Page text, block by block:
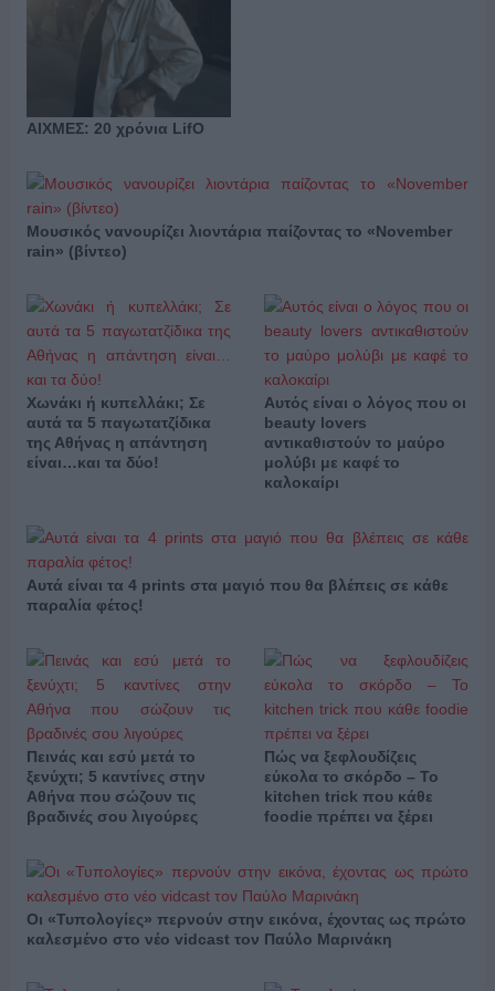
ΑΙΧΜΕΣ: 20 χρόνια LifO
Μουσικός νανουρίζει λιοντάρια παίζοντας το «November
rain» (βίντεο)
Χωνάκι ή κυπελλάκι; Σε
αυτά τα 5 παγωτατζίδικα
της Αθήνας η απάντηση
είναι…και τα δύο!
Αυτός είναι ο λόγος που οι
beauty lovers
αντικαθιστούν το μαύρο
μολύβι με καφέ το
καλοκαίρι
Αυτά είναι τα 4 prints στα μαγιό που θα βλέπεις σε κάθε
παραλία φέτος!
Πεινάς και εσύ μετά το
ξενύχτι; 5 καντίνες στην
Αθήνα που σώζουν τις
βραδινές σου λιγούρες
Πώς να ξεφλουδίζεις
εύκολα το σκόρδο – Το
kitchen trick που κάθε
foodie πρέπει να ξέρει
Οι «Τυπολογίες» περνούν στην εικόνα, έχοντας ως πρώτο
καλεσμένο στο νέο vidcast τον Παύλο Μαρινάκη